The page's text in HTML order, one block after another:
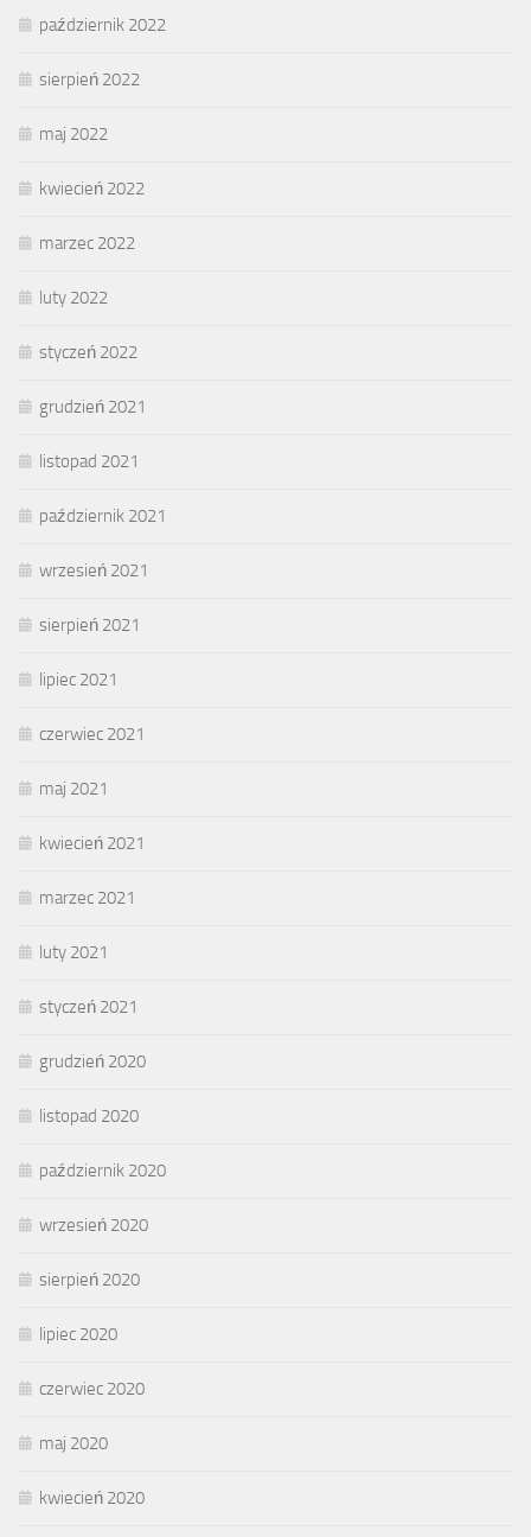
październik 2022
sierpień 2022
maj 2022
kwiecień 2022
marzec 2022
luty 2022
styczeń 2022
grudzień 2021
listopad 2021
październik 2021
wrzesień 2021
sierpień 2021
lipiec 2021
czerwiec 2021
maj 2021
kwiecień 2021
marzec 2021
luty 2021
styczeń 2021
grudzień 2020
listopad 2020
październik 2020
wrzesień 2020
sierpień 2020
lipiec 2020
czerwiec 2020
maj 2020
kwiecień 2020